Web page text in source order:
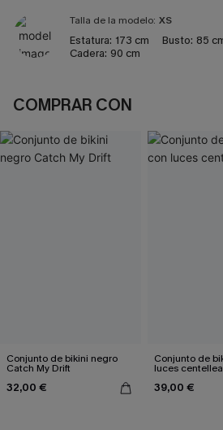
Talla de la modelo: XS
Estatura: 173 cm Busto: 85
Cadera: 90 cm
COMPRAR CON
Conjunto de bikini negro
Catch My Drift
32,00 €
Conjunto de
luces
39,00 €